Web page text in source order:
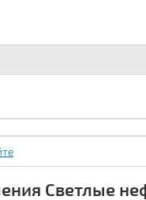
Светлые